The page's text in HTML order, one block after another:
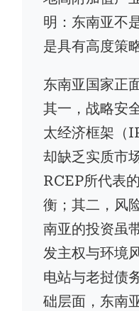
明：东南亚不
是具有高度策
东南亚国家正
其一，战略安
太经济框架（
却缺乏实质市
RCEP所代表
衡；其二，风
南亚的投资虽
发主权与环境
电站与老挝债
础层面，东南